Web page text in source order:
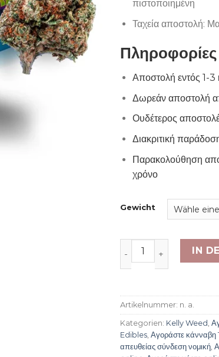
πιστοποιημένη
Ταχεία αποστολή:
Αποστολή εντός 1-
Δωρεάν αποστολή
Ουδέτερος
Διακριτική
Παρακολούθηση
χρόνο
Gewicht
Cali L.A. AmnesiaIN
Artikelnummer: n. a.
Kategorien: Kelly Weed,
Edibles, Αγοράστε κάνναβη
απευθείας σύνδεση νομική,